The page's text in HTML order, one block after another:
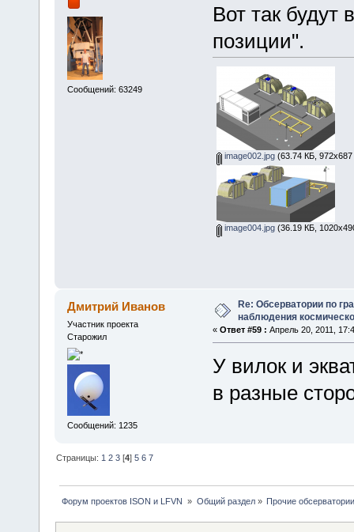
Сообщений: 63249
Вот так будут
позиции".
image002.jpg(63.74 КБ, 972x687
image004.jpg(36.19 КБ,
Дмитрий Иванов
Участник проекта
Старожил
Сообщений: 1235
Re: Обсерватории по
наблюдения
« Ответ #59 : Апрель 20, 2011,
У вилок и
в разные
Страницы: 1 2 3 [4]5 6 7
Форум проектов ISON и LFVN » Общий раздел» Прочие обсерватории